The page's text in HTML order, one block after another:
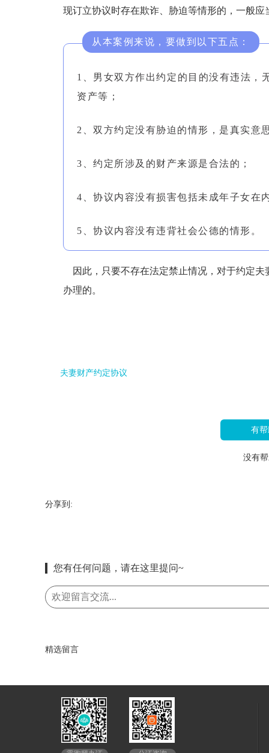
现订立协议时存在欺诈、胁迫等情形的，一般
从本案例来说，要做到以下五点：
1、男女双方作出约定的目的没有违法，
资产等；
2、双方约定没有胁迫的情形，是真实意
3、约定所涉及的财产来源是合法的；
4、协议内容没有损害包括未成年子女在
5、协议内容没有违背社会公德的情形。
因此，只要不存在法定禁止情况，对于约定夫
办理的。
夫妻财产约定协议
有
没有
分享到:
您有任何问题，请在这里提问~
精选留言